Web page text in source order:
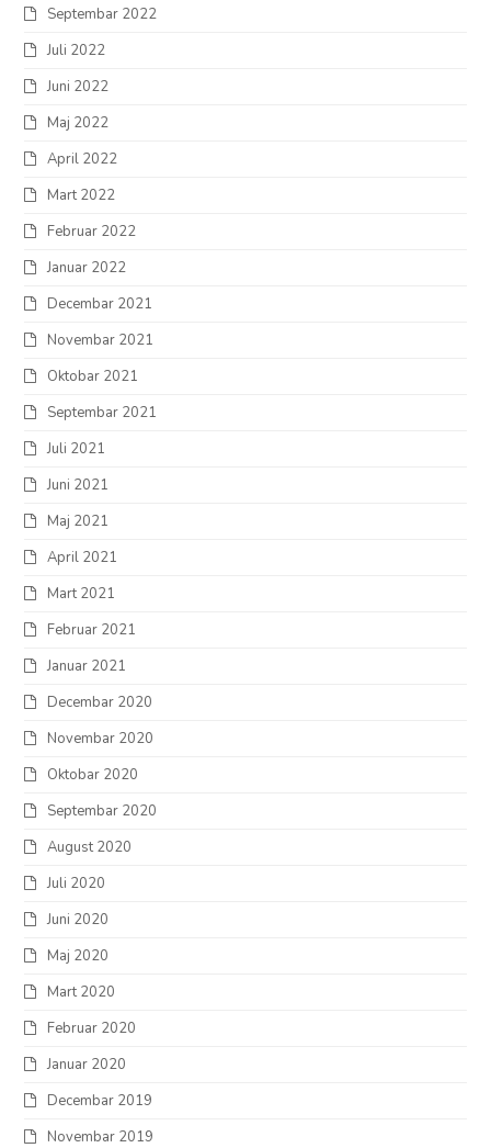
Septembar 2022
Juli 2022
Juni 2022
Maj 2022
April 2022
Mart 2022
Februar 2022
Januar 2022
Decembar 2021
Novembar 2021
Oktobar 2021
Septembar 2021
Juli 2021
Juni 2021
Maj 2021
April 2021
Mart 2021
Februar 2021
Januar 2021
Decembar 2020
Novembar 2020
Oktobar 2020
Septembar 2020
August 2020
Juli 2020
Juni 2020
Maj 2020
Mart 2020
Februar 2020
Januar 2020
Decembar 2019
Novembar 2019